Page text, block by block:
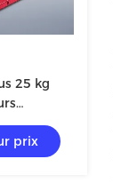
25 kg
prix